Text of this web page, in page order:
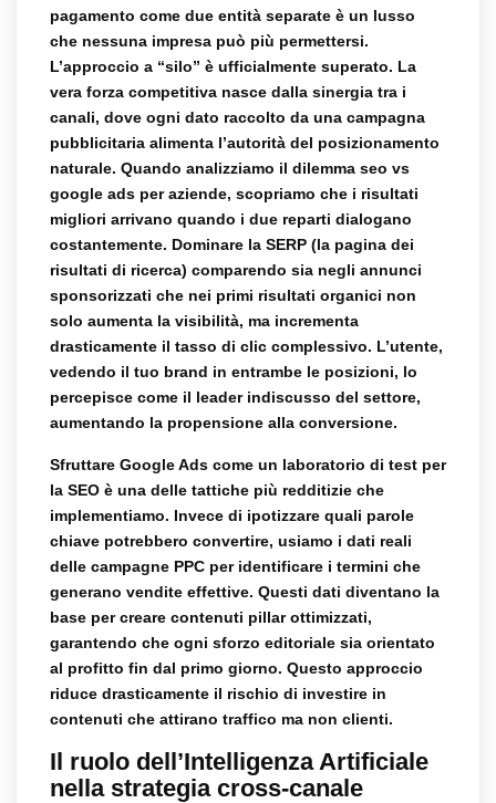
pagamento come due entità separate è un lusso
che nessuna impresa può più permettersi.
L’approccio a “silo” è ufficialmente superato. La
vera forza competitiva nasce dalla sinergia tra i
canali, dove ogni dato raccolto da una campagna
pubblicitaria alimenta l’autorità del posizionamento
naturale. Quando analizziamo il dilemma seo vs
google ads per aziende, scopriamo che i risultati
migliori arrivano quando i due reparti dialogano
costantemente. Dominare la SERP (la pagina dei
risultati di ricerca) comparendo sia negli annunci
sponsorizzati che nei primi risultati organici non
solo aumenta la visibilità, ma incrementa
drasticamente il tasso di clic complessivo. L’utente,
vedendo il tuo brand in entrambe le posizioni, lo
percepisce come il leader indiscusso del settore,
aumentando la propensione alla conversione.
Sfruttare Google Ads come un laboratorio di test per
la SEO è una delle tattiche più redditizie che
implementiamo. Invece di ipotizzare quali parole
chiave potrebbero convertire, usiamo i dati reali
delle campagne PPC per identificare i termini che
generano vendite effettive. Questi dati diventano la
base per creare contenuti pillar ottimizzati,
garantendo che ogni sforzo editoriale sia orientato
al profitto fin dal primo giorno. Questo approccio
riduce drasticamente il rischio di investire in
contenuti che attirano traffico ma non clienti.
Il ruolo dell’Intelligenza Artificiale
nella strategia cross-canale